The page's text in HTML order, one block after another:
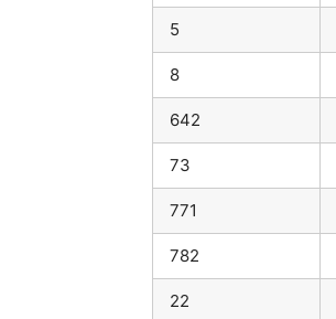
5
8
642
73
771
782
22